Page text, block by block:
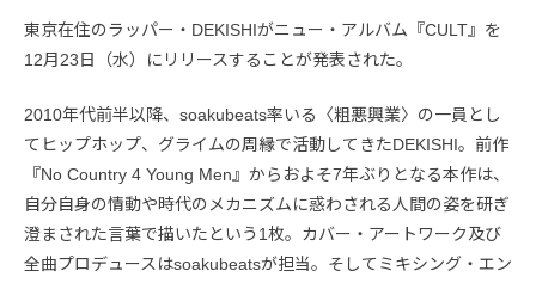
東京在住のラッパー・DEKISHIがニュー・アルバム『CULT』を
12月23日（水）にリリースすることが発表された。
2010年代前半以降、soakubeats率いる〈粗悪興業〉の一員とし
てヒップホップ、グライムの周縁で活動してきたDEKISHI。前作
『No Country 4 Young Men』からおよそ7年ぶりとなる本作は、
自分自身の情動や時代のメカニズムに惑わされる人間の姿を研ぎ
澄まされた言葉で描いたという1枚。カバー・アートワーク及び
全曲プロデュースはsoakubeatsが担当。そしてミキシング・エン